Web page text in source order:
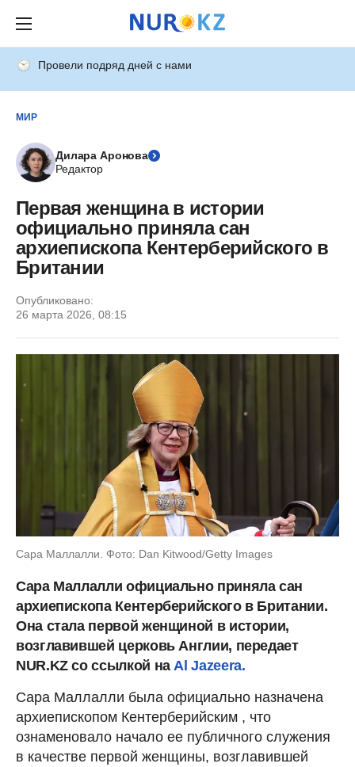
Провели подряд дней с нами
МИР
Дилара Аронова
Редактор
Первая женщина в истории
официально приняла сан
архиепископа Кентерберийского в
Британии
Опубликовано:
26 марта 2026, 08:15
Сара Маллалли. Фото: Dan Kitwood/Getty Images
Сара Маллалли официально приняла сан
архиепископа Кентерберийского в Британии.
Она стала первой женщиной в истории,
возглавившей церковь Англии, передает
NUR.KZ со ссылкой на Al Jazeera.
Сара Маллалли была официально назначена
архиепископом Кентерберийским , что
ознаменовало начало ее публичного служения
в качестве первой женщины, возглавившей